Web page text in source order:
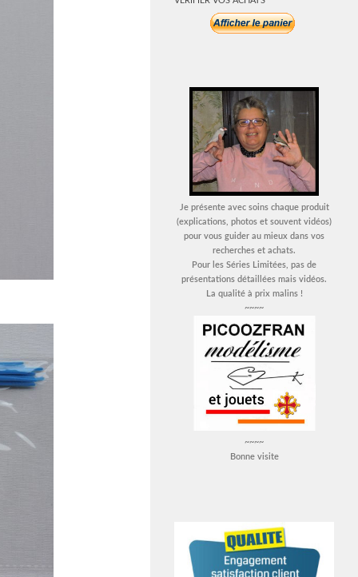
Je présente avec soins chaque produit
(explications, photos et souvent vidéos)
pour vous guider au mieux dans vos
recherches et achats.
Pour les Séries Limitées, pas de
présentations détaillées mais vidéos.
La qualité à prix malins !
~~~~
~~~~
Bonne visite